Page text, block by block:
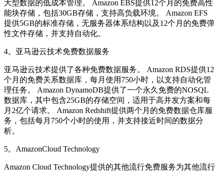
大型数据的低成本管理。 Amazon EBS提供12个月的免费高性
能块存储，包括30GB存储，支持高负载环境。 Amazon EFS
提供5GB的标准存储，无服务器体系结构以及12个月的免费弹
性文件存储，并支持自动化。
4。亚马逊云技术免费数据服务
亚马逊云技术提供了各种免费数据服务。 Amazon RDS提供12
个月的免费关系数据库，每月使用750小时，以支持自动化管
理任务。 Amazon DynamoDB提供了一个永久免费的NOSQL
数据库，其中包含25GB的存储空间，适用于高并发方案和每
月2亿个请求。 Amazon Redshift提供两个月的免费数据仓库服
务，包括每月750个小时的使用，并支持接近时间的数据分
析。
5。AmazonCloud Technology
Amazon Cloud Technology提供的其他流行免费服务为其他流行